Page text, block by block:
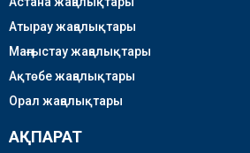
Атырау жаңалықтары
Маңғыстау жаңалықтары
Ақтөбе жаңалықтары
Орал жаңалықтары
АҚПАРАТ